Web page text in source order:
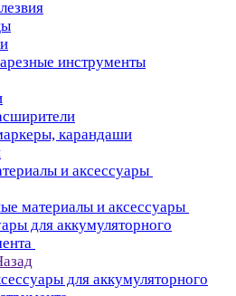
инструменты
карандаши
и аксессуары
материалы и аксессуары
для аккумуляторного
для аккумуляторного